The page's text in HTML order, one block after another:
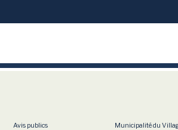
Avis publics
Municipalité du